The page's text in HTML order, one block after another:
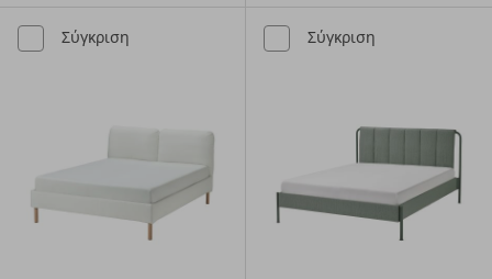
Σύγκριση Σύγκριση